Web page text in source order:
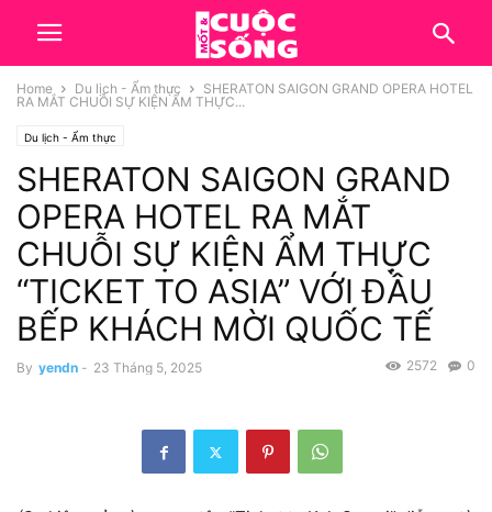
Home Du lịch - Ẩm thực
SHERATON SAIGON GRAND OPERA HOTEL
RA MẮT CHUỖI SỰ KIỆN ẨM THỰC...
Du lịch - Ẩm thực
SHERATON SAIGON GRAND
OPERA HOTEL RA MẮT
CHUỖI SỰ KIỆN ẨM THỰC
“TICKET TO ASIA” VỚI ĐẦU
BẾP KHÁCH MỜI QUỐC TẾ
By yendn - 23 Tháng 5, 2025 0
2572